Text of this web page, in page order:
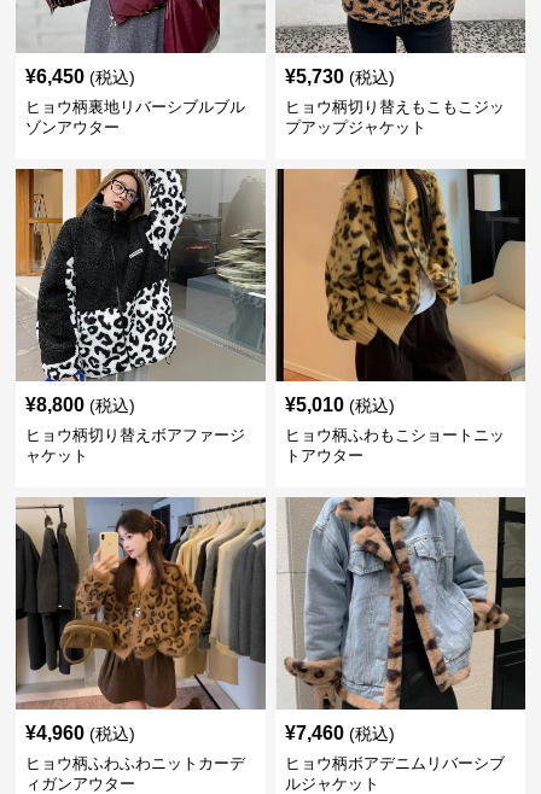
¥6,450 (税込)
ヒョウ柄裏地リバーシブルブル
ゾンアウター
¥5,730 (税込)
ヒョウ柄切り替えもこもこジッ
プアップジャケット
¥8,800 (税込)
ヒョウ柄切り替えボアファージ
ャケット
¥5,010 (税込)
ヒョウ柄ふわもこショートニッ
トアウター
¥4,960 (税込)
ヒョウ柄ふわふわニットカーデ
ィガンアウター
¥7,460 (税込)
ヒョウ柄ボアデニムリバーシブ
ルジャケット